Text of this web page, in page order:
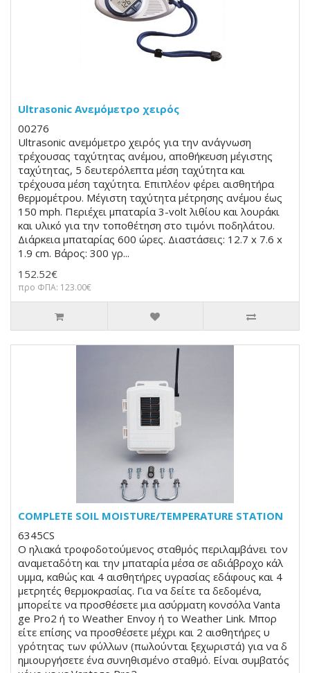
Ultrasonic Ανεμόμετρο χειρός
00276
Ultrasonic ανεμόμετρο χειρός για την ανάγνωση
τρέχουσας ταχύτητας ανέμου, αποθήκευση μέγιστης
ταχύτητας, 5 δευτερόλεπτα μέση ταχύτητα και
τρέχουσα μέση ταχύτητα. Επιπλέον φέρει αισθητήρα
θερμομέτρου. Μέγιστη ταχύτητα μέτρησης ανέμου έως
150 mph. Περιέχει μπαταρία 3-volt λιθίου και λουράκι
και υλικό για την τοποθέτηση στο τιμόνι ποδηλάτου.
Διάρκεια μπαταρίας 600 ώρες. Διαστάσεις: 12.7 x 7.6 x
1.9 cm. Βάρος: 300 γρ...
152.52€
προ ΦΠΑ: 123.00€
COMPLETE SOIL MOISTURE/TEMPERATURE STATION
6345CS
Ο ηλιακά τροφοδοτούμενος σταθμός περιλαμβάνει τον
αναμεταδότη και την μπαταρία μέσα σε αδιάβροχο κάλ
υμμα, καθώς και 4 αισθητήρες υγρασίας εδάφους και 4
μετρητές θερμοκρασίας. Για να δείτε τα δεδομένα,
μπορείτε να προσθέσετε μια ασύρματη κονσόλα Vanta
ge Pro2 ή το Weather Envoy ή το Weather Link. Μπορ
είτε επίσης να προσθέσετε μέχρι και 2 αισθητήρες υ
γρότητας των φύλλων (πωλούνται ξεχωριστά) για να δ
ημιουργήσετε ένα συνηθισμένο σταθμό. Είναι συμβατός